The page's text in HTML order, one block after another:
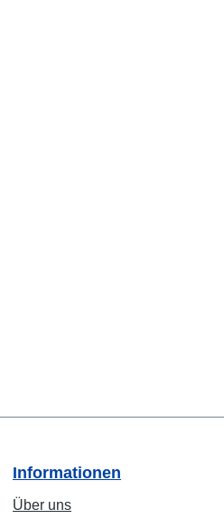
Informationen
Über uns